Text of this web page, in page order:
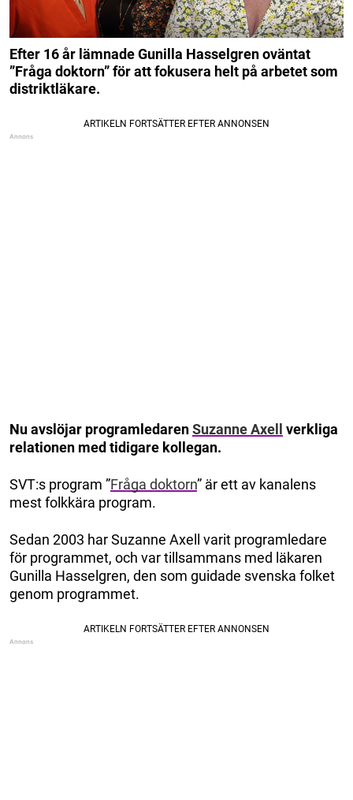
Efter 16 år lämnade Gunilla Hasselgren oväntat
”Fråga doktorn” för att fokusera helt på arbetet som
distriktläkare.
Nu avslöjar programledarenSuzanne Axell verkliga
relationen med tidigare kollegan.
SVT:s program ”Fråga doktorn” är ett av kanalens
mest folkkära program.
Sedan 2003 har Suzanne Axell varit programledare
för programmet, och var tillsammans med läkaren
Gunilla Hasselgren, den som guidade svenska folket
genom programmet.